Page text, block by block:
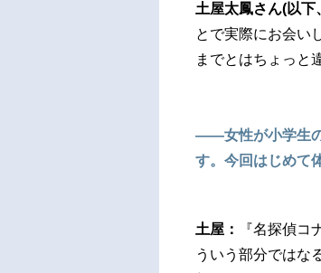
土屋太鳳さん(以下
とで実際にお会い
までとはちょっと
――女性が小学生
す。今回はじめて
土屋：
『名探偵
ういう部分ではな